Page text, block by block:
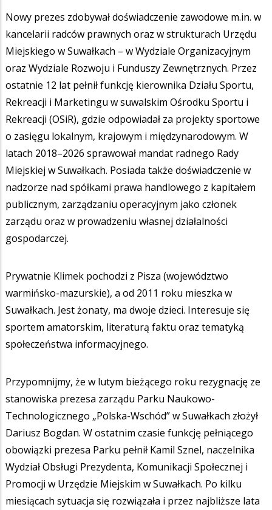
Nowy prezes zdobywał doświadczenie zawodowe m.in. w
kancelarii radców prawnych oraz w strukturach Urzędu
Miejskiego w Suwałkach – w Wydziale Organizacyjnym
oraz Wydziale Rozwoju i Funduszy Zewnętrznych. Przez
ostatnie 12 lat pełnił funkcję kierownika Działu Sportu,
Rekreacji i Marketingu w suwalskim Ośrodku Sportu i
Rekreacji (OSiR), gdzie odpowiadał za projekty sportowe
o zasięgu lokalnym, krajowym i międzynarodowym. W
latach 2018–2026 sprawował mandat radnego Rady
Miejskiej w Suwałkach. Posiada także doświadczenie w
nadzorze nad spółkami prawa handlowego z kapitałem
publicznym, zarządzaniu operacyjnym jako członek
zarządu oraz w prowadzeniu własnej działalności
gospodarczej.
Prywatnie Klimek pochodzi z Pisza (województwo
warmińsko-mazurskie), a od 2011 roku mieszka w
Suwałkach. Jest żonaty, ma dwoje dzieci. Interesuje się
sportem amatorskim, literaturą faktu oraz tematyką
społeczeństwa informacyjnego.
Przypomnijmy, że w lutym bieżącego roku rezygnację ze
stanowiska prezesa zarządu Parku Naukowo-
Technologicznego „Polska-Wschód” w Suwałkach złożył
Dariusz Bogdan. W ostatnim czasie funkcję pełniącego
obowiązki prezesa Parku pełnił Kamil Sznel, naczelnika
Wydział Obsługi Prezydenta, Komunikacji Społecznej i
Promocji w Urzędzie Miejskim w Suwałkach. Po kilku
miesiącach sytuacja się rozwiązała i przez najbliższe lata